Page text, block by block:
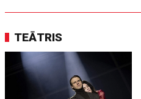
TEĀTRIS